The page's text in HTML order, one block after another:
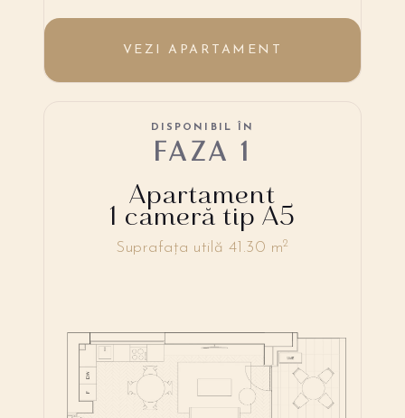
VEZI APARTAMENT
Apartament
1 cameră tip A5
DISPONIBIL ÎN
FAZA 1
Suprafața utilă 41.30 m2